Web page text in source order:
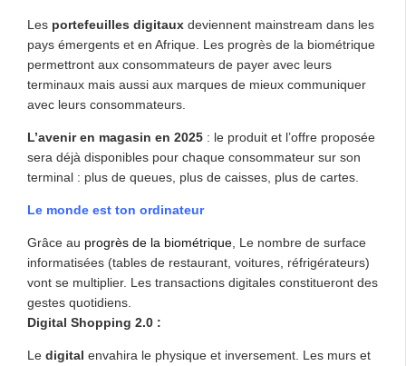
Les portefeuilles digitaux deviennent mainstream dans les
pays émergents et en Afrique. Les progrès de la biométrique
permettront aux consommateurs de payer avec leurs
terminaux mais aussi aux marques de mieux communiquer
avec leurs consommateurs.
L’avenir en magasin en 2025 : le produit et l’offre proposée
sera déjà disponibles pour chaque consommateur sur son
terminal : plus de queues, plus de caisses, plus de cartes.
Le monde est ton ordinateur
Grâce au progrès de la biométrique , Le nombre de surface
informatisées (tables de restaurant, voitures, réfrigérateurs)
vont se multiplier. Les transactions digitales constitueront des
gestes quotidiens.
Digital Shopping 2.0 :
Le digital envahira le physique et inversement. Les murs et